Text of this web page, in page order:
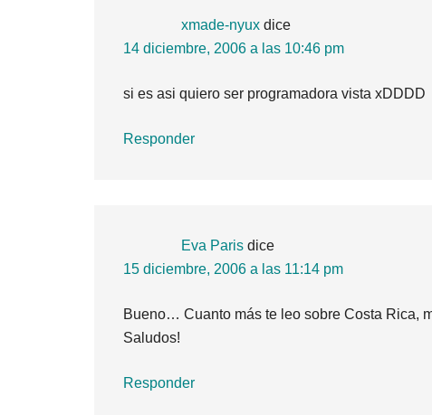
xmade-nyux dice
14 diciembre, 2006 a las 10:46 pm
si es asi quiero ser programadora vista xDDDD
Responder
Eva Paris dice
15 diciembre, 2006 a las 11:14 pm
Bueno… Cuanto más te leo sobre Costa Rica,
Saludos!
Responder